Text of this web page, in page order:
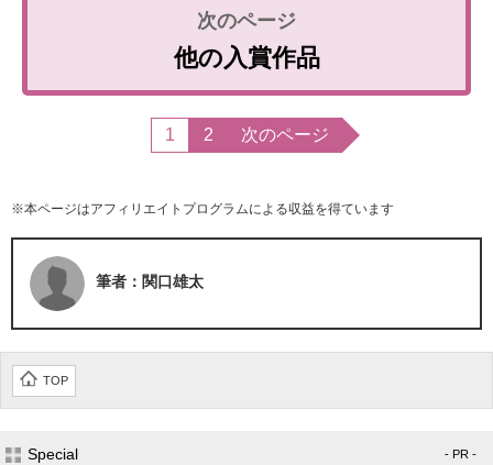
他の入賞作品
1 2 次のページ
※本ページはアフィリエイトプログラムによる収益を得ています
筆者：関口雄太
TOP
Special - PR -